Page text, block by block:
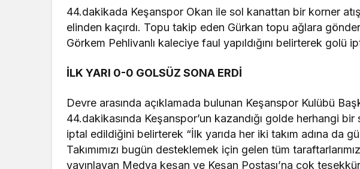
44.dakikada Keşanspor Okan ile sol kanattan bir korner
elinden kaçırdı. Topu takip eden Gürkan topu ağlara
Görkem Pehlivanlı kaleciye faul yapıldığını belirterek golü
İLK YARI 0-0 GOLSÜZ SONA ERDİ
Devre arasında açıklamada bulunan Keşanspor Kulübü
44.dakikasında Keşanspor’un kazandığı golde herhangi
iptal edildiğini belirterek “İlk yarıda her iki takım adına da
Takımımızı bugün desteklemek için gelen tüm
yayınlayan Medya keşan ve Keşan Postası’na çok